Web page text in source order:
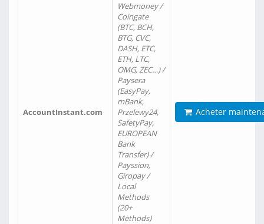
AccountInstant.com
Webmoney /
Coingate
(BTC, BCH,
BTG, CVC,
DASH, ETC,
ETH, LTC,
OMG, ZEC…) /
Paysera
(EasyPay,
mBank,
Przelewy24,
SafetyPay,
EUROPEAN
Bank
Transfer) /
Payssion,
Giropay /
Local
Methods
(20+
Methods)
Acheter